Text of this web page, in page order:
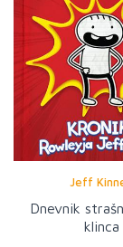
Jeff
Dnevnik
klinca